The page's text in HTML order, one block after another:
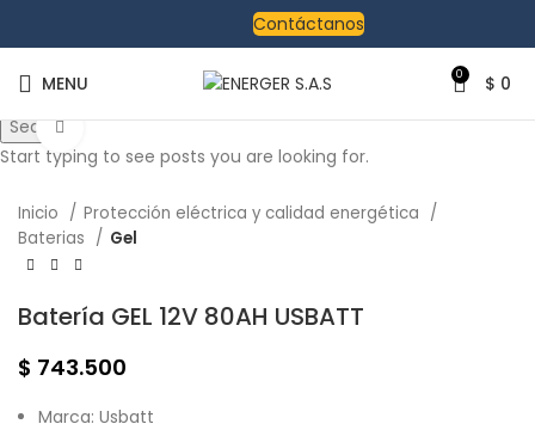
Contáctanos
MENU 0 $ 0
Click to enlarge
Inicio
Protección eléctrica y calidad energética
Baterias
Gel
Batería GEL 12V 80AH USBATT
$ 743.500
Marca: Usbatt
Search
Start typing to see posts you are looking for.